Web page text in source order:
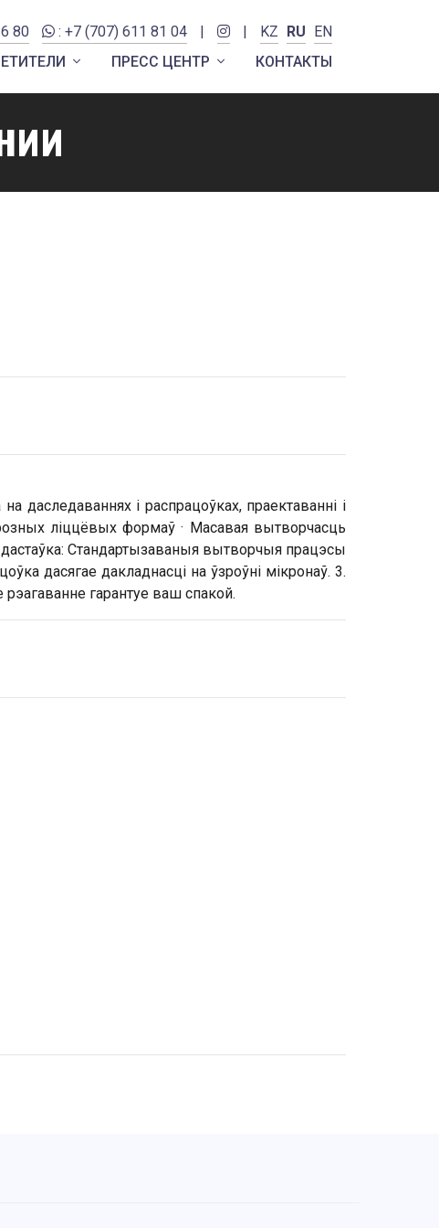
80 : +7 (707) 611 81 04 | | KZ RU EN
ПРЕСС ЦЕНТР КОНТАКТЫ
даследаваннях і распрацоўках, праектаванні і
ліццёвых формаў · Масавая вытворчасць
Стандартызаваныя вытворчыя працэсы
дасягае дакладнасці на ўзроўні мікронаў. 3.
гарантуе ваш спакой.